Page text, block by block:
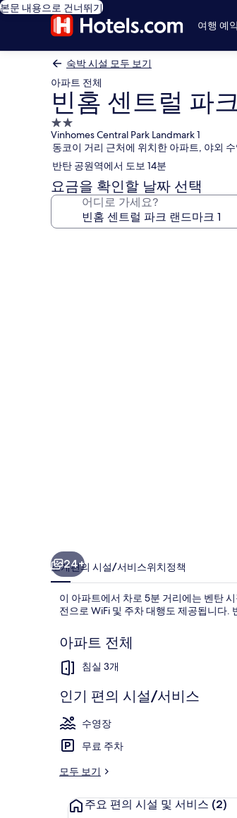
본문 내용으로 건너뛰기
여행 예
숙박 시설 모두 보기
아파트 전체
빈홈 센트럴 파
2.0
성
급
숙
박
시
Vinhomes Central Park Landmark 1
동코이 거리 근처에 위치한 아파트, 야외
반탄 공원역에서 도보 14분
요금을 확인할 날짜 선택
어디로 가세요?
진
갤
러
24+
소개편의 시설/서비스위치정책
이 아파트에서 차로 5분 거리에는 벤탄
전으로 WiFi 및 주차 대행도 제공됩니다.
아파트 전체
침실 3개
인기 편의 시설/서비스
수영장
무료 주차
모두 보기
주요 편의 시설 및 서비스 (2)